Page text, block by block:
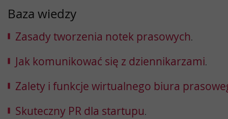
Baza wiedzy
Zasady tworzenia notek prasowych.
Jak komunikować się z dziennikarzami.
Zalety i funkcje wirtualnego biura
Skuteczny PR dla startupu.